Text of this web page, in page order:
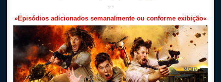
…
»Episódios adicionados semanalmente ou conforme exibição«